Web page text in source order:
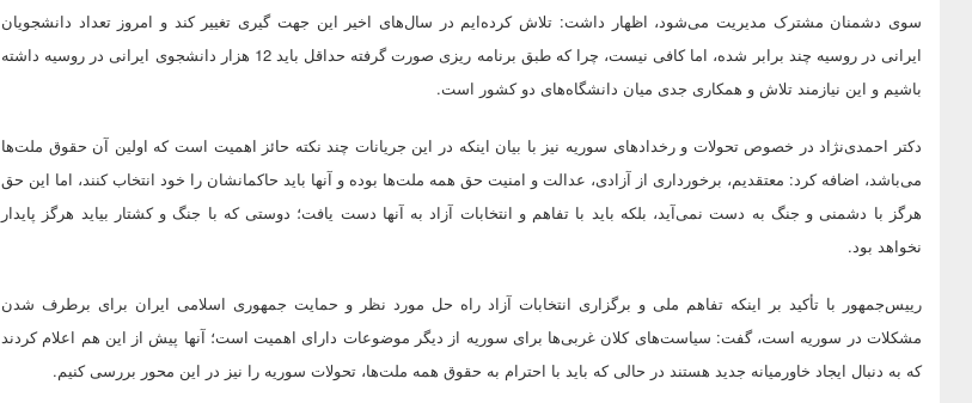
سوی دشمنان مشترک مدیریت می‌شود، اظهار داشت: تلاش کرده‌ایم در سال‌های اخیر این جهت گیری تغییر کند و امروز تعداد دانشجویان
ایرانی در روسیه چند برابر شده، اما کافی نیست، چرا که طبق برنامه ریزی صورت گرفته حداقل باید 12 هزار دانشجوی ایرانی در روسیه داشته
باشیم و این نیازمند تلاش و همکاری جدی میان دانشگاه‌های دو کشور است.
دکتر احمدی‌نژاد در خصوص تحولات و رخدادهای سوریه نیز با بیان اینکه در این جریانات چند نکته حائز اهمیت است که اولین آن حقوق ملت‌ها
می‌باشد، اضافه کرد: معتقدیم، برخورداری از آزادی، عدالت و امنیت حق همه ملت‌ها بوده و آنها باید حاکمانشان را خود انتخاب کنند، اما این حق
هرگز با دشمنی و جنگ به دست نمی‌آید، بلکه باید با تفاهم و انتخابات آزاد به آنها دست یافت؛ دوستی که با جنگ و کشتار بیاید هرگز پایدار
نخواهد بود.
رییس‌جمهور با تأکید بر اینکه تفاهم ملی و برگزاری انتخابات آزاد راه حل مورد نظر و حمایت جمهوری اسلامی ایران برای برطرف شدن
مشکلات در سوریه است، گفت: سیاست‌های کلان غربی‌ها برای سوریه از دیگر موضوعات دارای اهمیت است؛ آنها پیش از این هم اعلام کردند
که به دنبال ایجاد خاورمیانه جدید هستند در حالی که باید با احترام به حقوق همه ملت‌ها، تحولات سوریه را نیز در این محور بررسی کنیم.